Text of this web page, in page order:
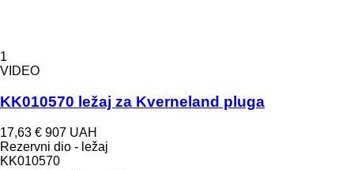
1
VIDEO
KK010570 ležaj za Kverneland pluga
17,63 € 907 UAH
Rezervni dio - ležaj
KK010570